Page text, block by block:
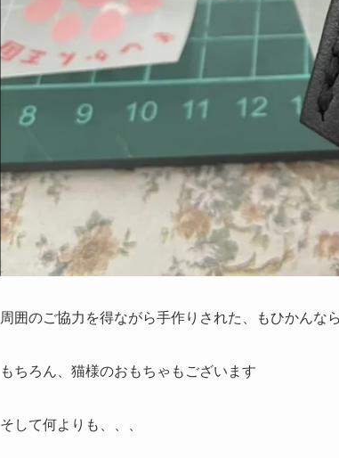
周囲のご協力を得ながら手作りされた、もひかんな
もちろん、猫様のおもちゃもございます
そして何よりも、、、